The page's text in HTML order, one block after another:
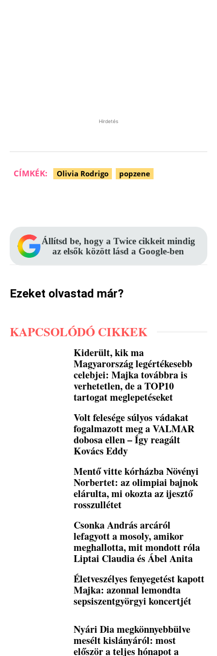
Hirdetés
CÍMKÉK: Olivia Rodrigo popzene
Állítsd be, hogy a Twice cikkeit mindig
az elsők között lásd a Google-ben
Ezeket olvastad már?
KAPCSOLÓDÓ CIKKEK
Kiderült, kik ma
Magyarország legértékesebb
celebjei: Majka továbbra is
verhetetlen, de a TOP10
tartogat meglepetéseket
Volt felesége súlyos vádakat
fogalmazott meg a VALMAR
dobosa ellen – Így reagált
Kovács Eddy
Mentő vitte kórházba Növényi
Norbertet: az olimpiai bajnok
elárulta, mi okozta az ijesztő
rosszullétet
Csonka András arcáról
lefagyott a mosoly, amikor
meghallotta, mit mondott róla
Liptai Claudia és Ábel Anita
Életveszélyes fenyegetést kapott
Majka: azonnal lemondta
sepsiszentgyörgyi koncertjét
Nyári Dia megkönnyebbülve
mesélt kislányáról: most
először a teljes hónapot a